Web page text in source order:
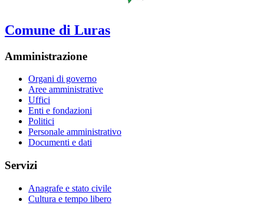
Comune di Luras
Amministrazione
Organi di governo
Aree amministrative
Uffici
Enti e fondazioni
Politici
Personale amministrativo
Documenti e dati
Servizi
Anagrafe e stato civile
Cultura e tempo libero